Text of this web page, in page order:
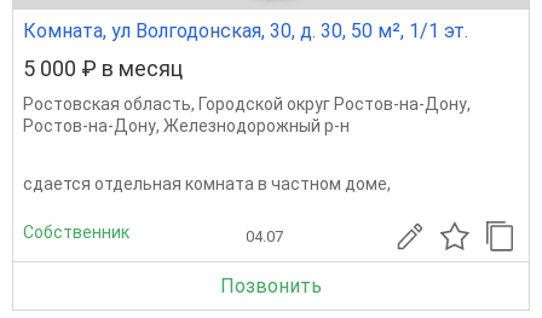
Комната, ул Волгодонская, 30, д. 30, 50 м², 1/1 эт.
5 000 ₽ в месяц
Ростовская область, Городской округ Ростов-на-Дону,
Ростов-на-Дону, Железнодорожный р-н
сдается отдельная комната в частном доме,
Собственник 04.07
Позвонить